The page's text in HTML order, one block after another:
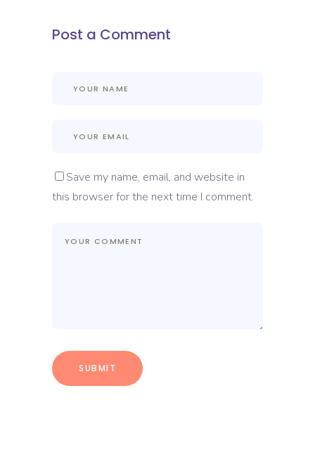
Post a Comment
Save my name, email, and website in
this browser for the next time I comment.